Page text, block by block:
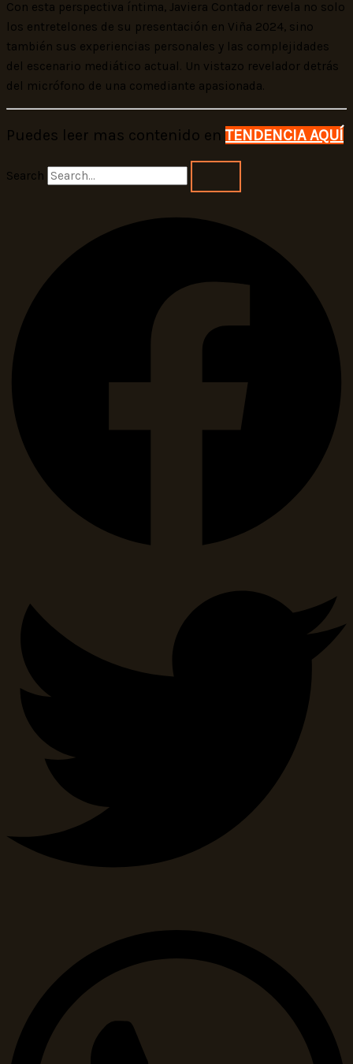
Con esta perspectiva íntima, Javiera Contador revela no solo
los entretelones de su presentación en Viña 2024, sino
también sus experiencias personales y las complejidades
del escenario mediático actual. Un vistazo revelador detrás
del micrófono de una comediante apasionada.
Puedes leer mas contenido en TENDENCIA AQUÍ
Search